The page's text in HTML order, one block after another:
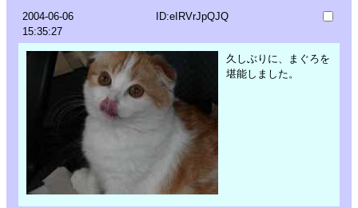
2004-06-06
15:35:27
ID:eIRVrJpQJQ
久しぶりに、まぐろを
堪能しました。